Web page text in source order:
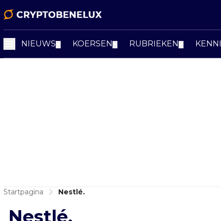
NIEUWS KOERSEN RUBRIEKEN
Startpagina Nestlé.
Nestlé.